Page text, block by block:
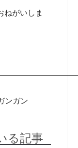
ねがいしま
ンガン
る記事